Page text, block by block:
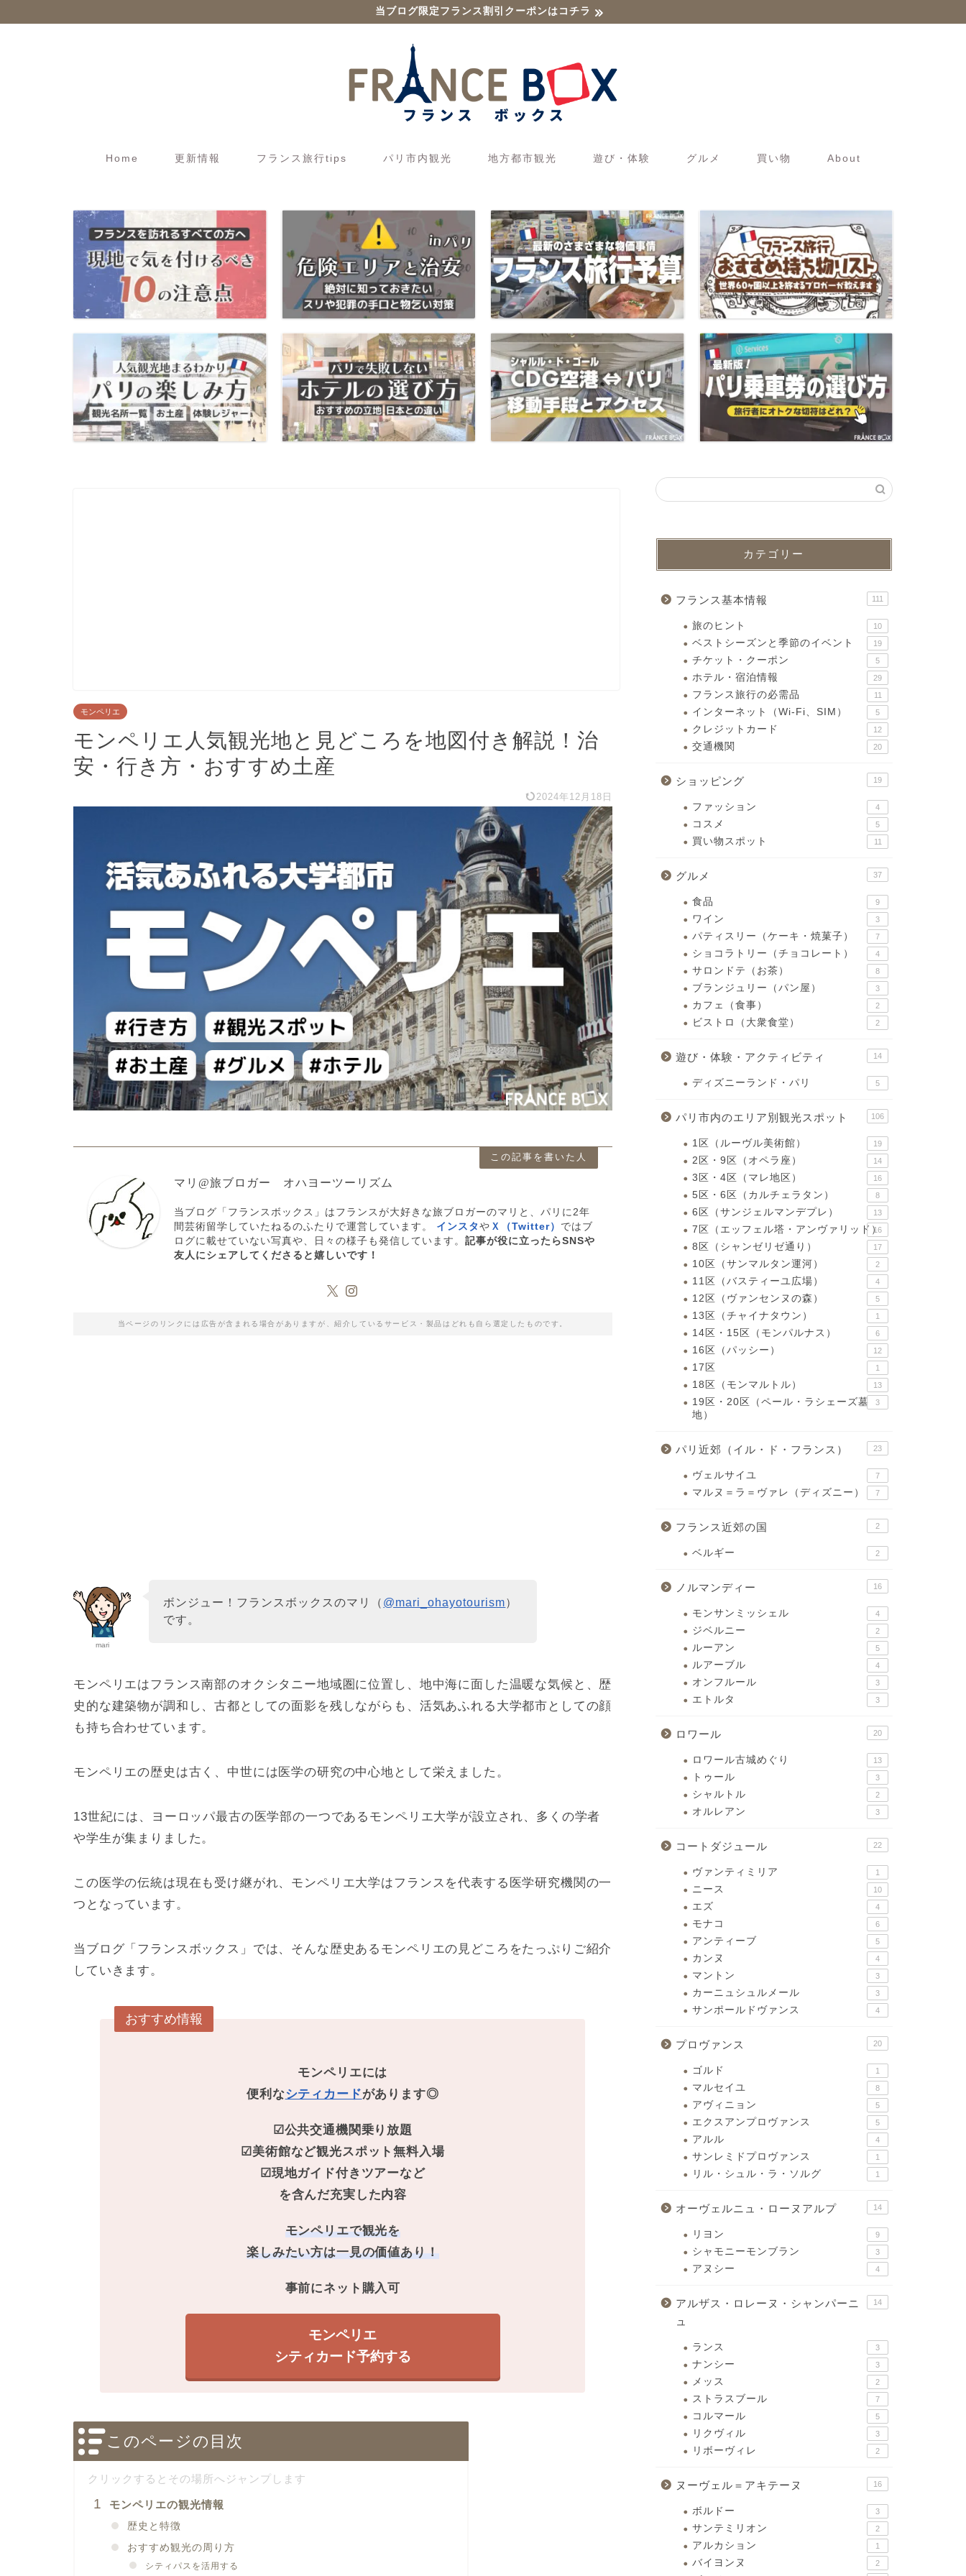
当ブログ限定フランス割引クーポンはコチラ
Home 更新情報 フランス旅行tips パリ市内観光 地方都市観光 遊び・体験 グルメ 買い物 About
モンペリエ
モンペリエ人気観光地と見どころを地図付き解説！治
安・行き方・おすすめ土産
2024年12月18日
この記事を書いた人
マリ@旅ブロガー オハヨーツーリズム
当ブログ「フランスボックス」はフランスが大好きな旅ブロガーのマリと、パリに2年
間芸術留学していたねるのふたりで運営しています。 インスタ や Ｘ（Twitter） ではブ
ログに載せていない写真や、日々の様子も発信しています。 記事が役に立ったらSNSや
友人にシェアしてくださると嬉しいです！
当ページのリンクには広告が含まれる場合がありますが、紹介しているサービス・製品はどれも自ら選定したものです。
mari
ボンジュー！フランスボックスのマリ（ @mari_ohayotourism）
です。
モンペリエはフランス南部のオクシタニー地域圏に位置し、地中海に面した温暖な気候と、歴
史的な建築物が調和し、古都としての面影を残しながらも、活気あふれる大学都市としての顔
も持ち合わせています。
モンペリエの歴史は古く、中世には医学の研究の中心地として栄えました。
13世紀には、ヨーロッパ最古の医学部の一つであるモンペリエ大学が設立され、多くの学者
や学生が集まりました。
この医学の伝統は現在も受け継がれ、モンペリエ大学はフランスを代表する医学研究機関の一
つとなっています。
当ブログ「フランスボックス」では、そんな歴史あるモンペリエの見どころをたっぷりご紹介
していきます。
おすすめ情報
モンペリエには
便利なシティカードがあります◎
☑公共交通機関乗り放題
☑美術館など観光スポット無料入場
☑現地ガイド付きツアーなど
を含んだ充実した内容
モンペリエで観光を
楽しみたい方は一見の価値あり！
事前にネット購入可
モンペリエ
シティカード予約する
このページの目次
モンペリエの観光情報
歴史と特徴
おすすめ観光の周り方
シティパスを活用する
カテゴリー
フランス基本情報 111
旅のヒント 10
ベストシーズンと季節のイベント 19
チケット・クーポン 5
ホテル・宿泊情報 29
フランス旅行の必需品 11
インターネット（Wi-Fi、SIM） 5
クレジットカード 12
交通機関 20
ショッピング 19
ファッション 4
コスメ 5
買い物スポット 11
グルメ 37
食品 9
ワイン 3
パティスリー（ケーキ・焼菓子） 7
ショコラトリー（チョコレート） 4
サロンドテ（お茶） 8
ブランジュリー（パン屋） 3
カフェ（食事） 2
ビストロ（大衆食堂） 2
遊び・体験・アクティビティ 14
ディズニーランド・パリ 5
パリ市内のエリア別観光スポット 106
1区（ルーヴル美術館） 19
2区・9区（オペラ座） 14
3区・4区（マレ地区） 16
5区・6区（カルチェラタン） 8
6区（サンジェルマンデプレ） 13
7区（エッフェル塔・アンヴァリッド）
16
8区（シャンゼリゼ通り） 17
10区（サンマルタン運河） 2
11区（バスティーユ広場） 4
12区（ヴァンセンヌの森） 5
13区（チャイナタウン） 1
14区・15区（モンパルナス） 6
16区（パッシー） 12
17区 1
18区（モンマルトル） 13
19区・20区（ペール・ラシェーズ墓
地）
3
パリ近郊（イル・ド・フランス） 23
ヴェルサイユ 7
マルヌ＝ラ＝ヴァレ（ディズニー） 7
フランス近郊の国 2
ベルギー 2
ノルマンディー 16
モンサンミッシェル 4
ジベルニー 2
ルーアン 5
ルアーブル 4
オンフルール 3
エトルタ 3
ロワール 20
ロワール古城めぐり 13
トゥール 3
シャルトル 2
オルレアン 3
コートダジュール 22
ヴァンティミリア 1
ニース 10
エズ 4
モナコ 6
アンティーブ 5
カンヌ 4
マントン 3
カーニュシュルメール 3
サンポールドヴァンス 4
プロヴァンス 20
ゴルド 1
マルセイユ 8
アヴィニョン 5
エクスアンプロヴァンス 5
アルル 4
サンレミドプロヴァンス 1
リル・シュル・ラ・ソルグ 1
オーヴェルニュ・ローヌアルプ 14
リヨン 9
シャモニーモンブラン 3
アヌシー 4
アルザス・ロレーヌ・シャンパーニ
ュ
14
ランス 3
ナンシー 3
メッス 2
ストラスブール 7
コルマール 5
リクヴィル 3
リボーヴィレ 2
ヌーヴェル＝アキテーヌ 16
ボルドー 3
サンテミリオン 2
アルカション 1
バイヨンヌ 2